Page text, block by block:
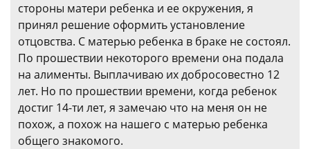
стороны матери ребенка и ее окружения, я
принял решение оформить установление
отцовства. С матерью ребенка в браке не состоял.
По прошествии некоторого времени она подала
на алименты. Выплачиваю их добросовестно 12
лет. Но по прошествии времени, когда ребенок
достиг 14-ти лет, я замечаю что на меня он не
похож, а похож на нашего с матерью ребенка
общего знакомого.